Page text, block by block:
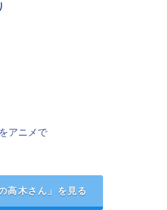
アニメで
高木さん」を見る